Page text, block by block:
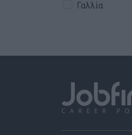
Γαλλία